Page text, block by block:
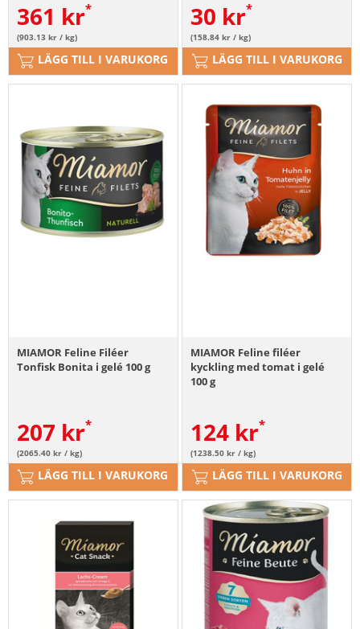
361 kr
(903.13 kr / kg)
LÄGG TILL I VARUKORG
30 kr
(158.84 kr / kg)
LÄGG TILL I VARUKORG
MIAMOR Feline Filéer
Tonfisk Bonita i gelé 100 g
207 kr
(2065.40 kr / kg)
LÄGG TILL I VARUKORG
MIAMOR Feline filéer
kyckling med tomat i gelé
100 g
124 kr
(1238.50 kr / kg)
LÄGG TILL I VARUKORG